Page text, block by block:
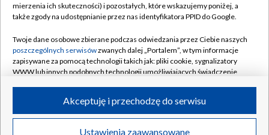
Naziemna Telewizja Cyfrowa
Rada Programowa
System NOS
Informacje o nadawcy
Program dla prasy
Pomoc
Kontakt
Kanały
©2026 Telewizja Polska S.A. w likwidacji
mierzenia ich skuteczności) i pozostałych, które wskazujemy poniżej, a
także zgody na udostępnianie przez nas identyfikatora PPID do Google.
Twoje dane osobowe zbierane podczas odwiedzania przez Ciebie naszych
poszczególnych serwisówzwanych dalej „Portalem”, w tym informacje
zapisywane za pomocą technologii takich jak: pliki cookie, sygnalizatory
WWW lub innych podobnych technologii umożliwiających świadczenie
ruchu w Internecie.
Twoje dane osobowe zbierane podczas odwiedzania przez Ciebie
Ustawienia zaawansowane
Akceptuję i przechodzę do serwisu